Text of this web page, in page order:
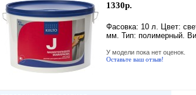
1330р.
Фасовка: 10 л. Цвет:
мм. Тип: полимерный.
У модели пока нет оценок.
Оставьте ваш отзыв!